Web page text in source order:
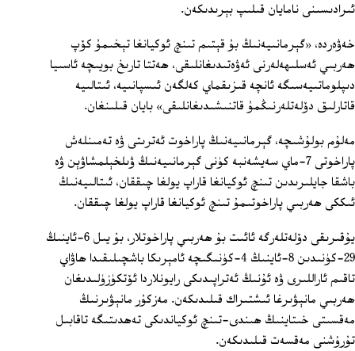
ئىرادىسىنى نامايان قىلىپ بېرىدىكەن.
خەۋەردە، «گېرمانىيەنىڭ بۇ قېتىم تىنچ ئوكيانغا تېخىمۇ كۆپ
ھەربىي ئەسلىھەلەرنى ئەۋەتىدىغانلىقى، ھەتتا تارىخ بويىچە ئاسىيا
دىپلوماتىيەسىگە ئانچە قىزىقماي كەلگەن ئىسپانىيە، ئىتالىيە
قاتارلىق دۆلەتلەرنىڭمۇ قاتنىشىدىغانلىقى» بايان قىلىنغان.
مەلۇم بولۇشىچە، گېرمانىيەنىڭ پاراخوت ئەترىتى ۋە تەمىنلەش
پاراخوتى 7-ماي سەيشەنبە كۈنى گېرمانىيەنىڭ ۋىلخېلمشاۋېن ۋە
باشقا جايلىرىدىن تىنچ ئوكيانغا قاراپ يولغا چىققان، ئىتالىيەنىڭ
ئىككى ھەربىي پاراخوتىمۇ تىنچ ئوكيانغا قاراپ يولغا چىققان.
يۇقىرىقى دۆلەتلەرگە ئائىت بۇ ھەربىي پاراخوتلار، بۇ يىل 6-ئاينىڭ
29-كۈنىدىن 8-ئاينىڭ 4-كۈنىگىچە ئامېرىكا باشچىلىقىدا ھاۋاي
تاقىم ئاراللىرى ۋە ئۇنىڭ ئەتراپىدىكى رايونلاردا ئۆتكۈزۈلىدىغان
ھەربىي مانېۋىرغا ئىشتىراك قىلىدىكەن. مەزكۇر مانېۋىرنىڭ
مەقسىتى خىتاينىڭ ھىندى-تىنچ ئوكياندىكى تەھدىتىگە تاقابىل
تۇرۇشنى مەقسەت قىلىدىكەن.